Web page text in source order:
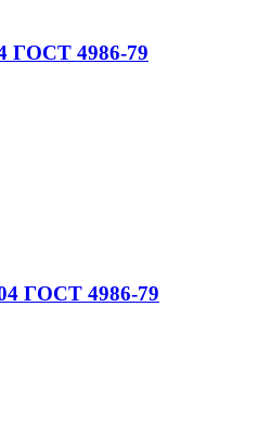
ГОСТ 4986-79
ГОСТ 4986-79